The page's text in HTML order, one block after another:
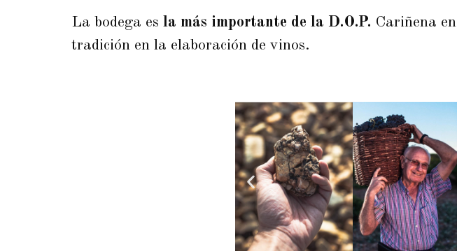
La bodega es la más importante de la D.O.P. Cariñena
tradición en la elaboración de vinos.